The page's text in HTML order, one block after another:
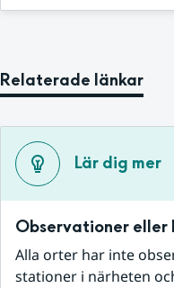
Relaterade länkar
Lär dig mer
Observationer
Alla orter har inte
stationer i närheten